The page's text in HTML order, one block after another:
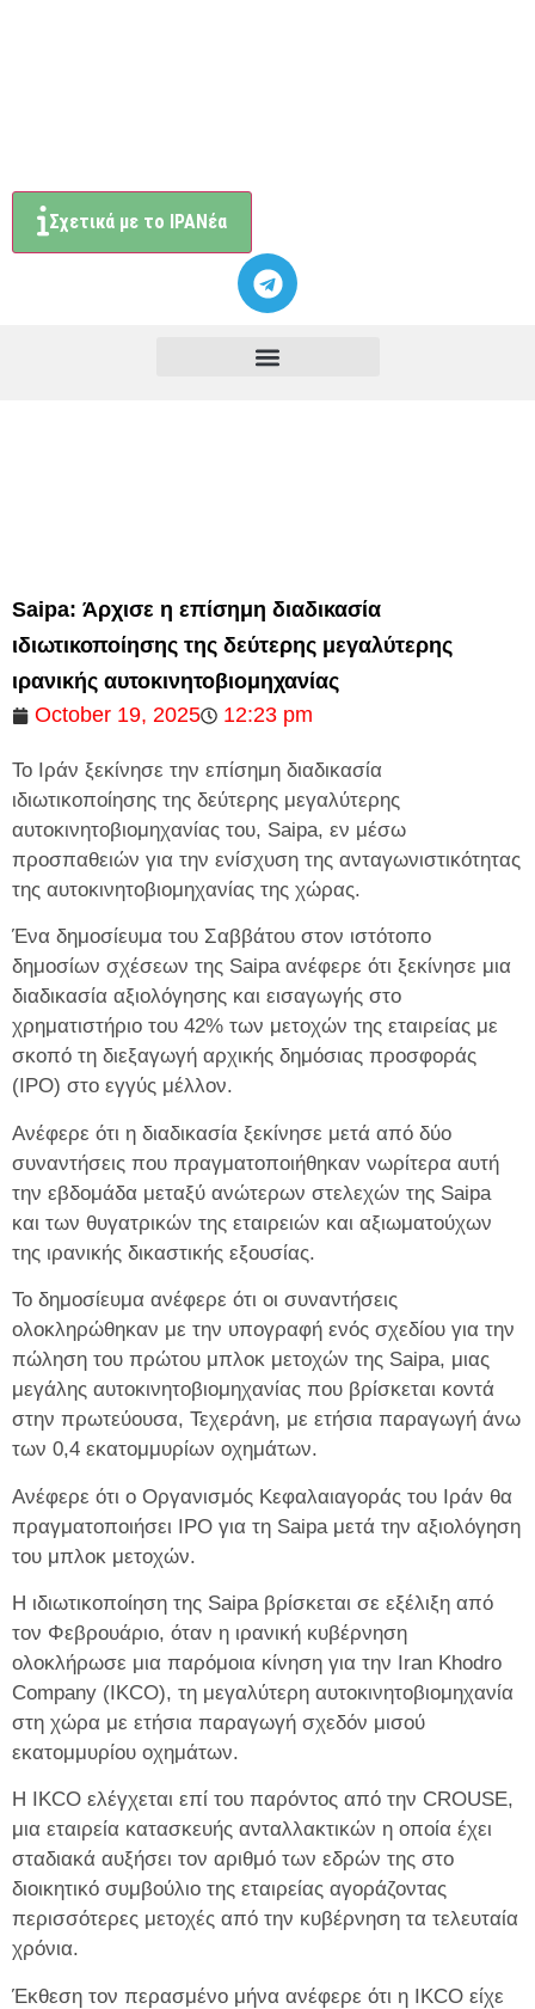
Σχετικά με το ΙΡΑΝέα
Saipa: Άρχισε η επίσημη διαδικασία
ιδιωτικοποίησης της δεύτερης μεγαλύτερης
ιρανικής αυτοκινητοβιομηχανίας
October 19, 2025
12:23 pm
Το Ιράν ξεκίνησε την επίσημη διαδικασία
ιδιωτικοποίησης της δεύτερης μεγαλύτερης
αυτοκινητοβιομηχανίας του, Saipa, εν μέσω
προσπαθειών για την ενίσχυση της ανταγωνιστικότητας
της αυτοκινητοβιομηχανίας της χώρας.
Ένα δημοσίευμα του Σαββάτου στον ιστότοπο
δημοσίων σχέσεων της Saipa ανέφερε ότι ξεκίνησε μια
διαδικασία αξιολόγησης και εισαγωγής στο
χρηματιστήριο του 42% των μετοχών της εταιρείας με
σκοπό τη διεξαγωγή αρχικής δημόσιας προσφοράς
(IPO) στο εγγύς μέλλον.
Ανέφερε ότι η διαδικασία ξεκίνησε μετά από δύο
συναντήσεις που πραγματοποιήθηκαν νωρίτερα αυτή
την εβδομάδα μεταξύ ανώτερων στελεχών της Saipa
και των θυγατρικών της εταιρειών και αξιωματούχων
της ιρανικής δικαστικής εξουσίας.
Το δημοσίευμα ανέφερε ότι οι συναντήσεις
ολοκληρώθηκαν με την υπογραφή ενός σχεδίου για την
πώληση του πρώτου μπλοκ μετοχών της Saipa, μιας
μεγάλης αυτοκινητοβιομηχανίας που βρίσκεται κοντά
στην πρωτεύουσα, Τεχεράνη, με ετήσια παραγωγή άνω
των 0,4 εκατομμυρίων οχημάτων.
Ανέφερε ότι ο Οργανισμός Κεφαλαιαγοράς του Ιράν θα
πραγματοποιήσει IPO για τη Saipa μετά την αξιολόγηση
του μπλοκ μετοχών.
Η ιδιωτικοποίηση της Saipa βρίσκεται σε εξέλιξη από
τον Φεβρουάριο, όταν η ιρανική κυβέρνηση
ολοκλήρωσε μια παρόμοια κίνηση για την Iran Khodro
Company (IKCO), τη μεγαλύτερη αυτοκινητοβιομηχανία
στη χώρα με ετήσια παραγωγή σχεδόν μισού
εκατομμυρίου οχημάτων.
Η IKCO ελέγχεται επί του παρόντος από την CROUSE,
μια εταιρεία κατασκευής ανταλλακτικών η οποία έχει
σταδιακά αυξήσει τον αριθμό των εδρών της στο
διοικητικό συμβούλιο της εταιρείας αγοράζοντας
περισσότερες μετοχές από την κυβέρνηση τα τελευταία
χρόνια.
Έκθεση τον περασμένο μήνα ανέφερε ότι η IKCO είχε